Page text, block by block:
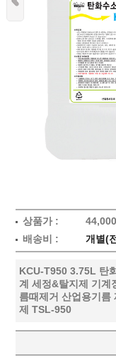
상품가 : 44,000
배송비 : 개별(
KCU-T950 3.75L 탄
계 세정&탈지제 기계
름때제거 산업용기름
제 TSL-950